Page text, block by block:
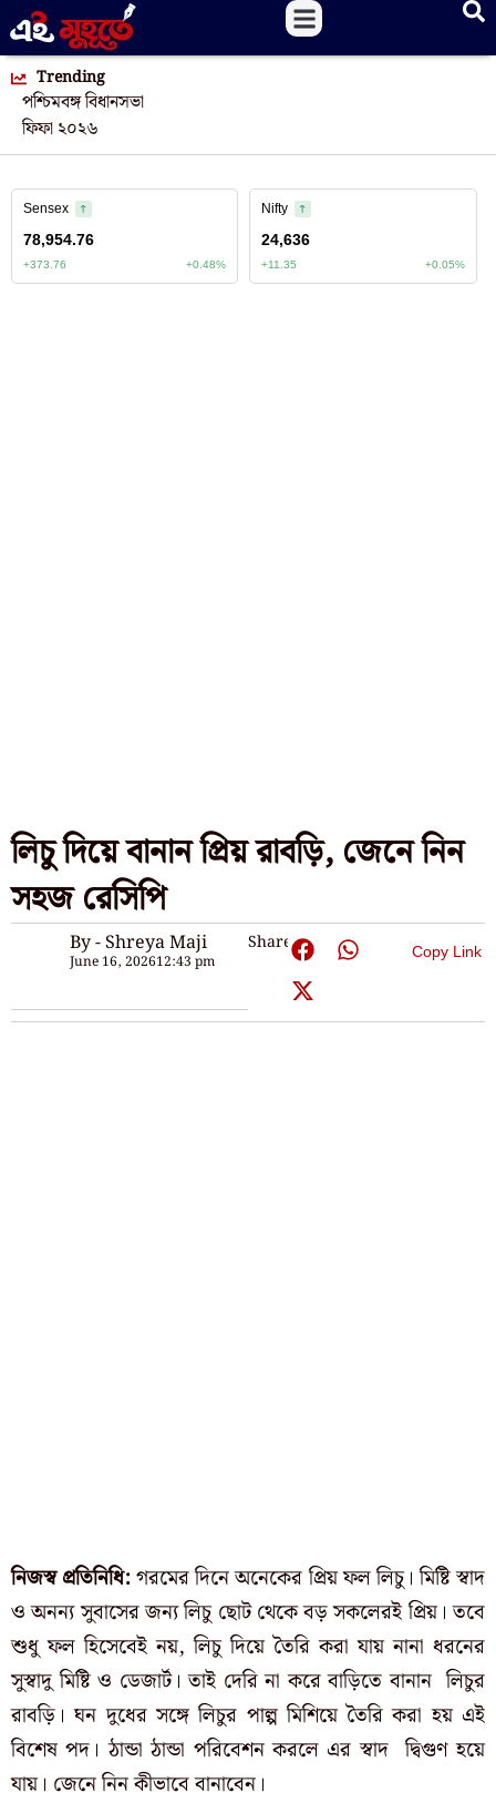
Trending
পশ্চিমবঙ্গ বিধানসভা
ফিফা ২০২৬
লিচু দিয়ে বানান প্রিয় রাবড়ি, জেনে নিন
সহজ রেসিপি
By - Shreya Maji
June 16, 202612:43 pm
Share: Copy Link
নিজস্ব প্রতিনিধি:গরমের দিনে অনেকের প্রিয় ফল লিচু। মিষ্টি স্বাদ
ও অনন্য সুবাসের জন্য লিচু ছোট থেকে বড় সকলেরই প্রিয়। তবে
শুধু ফল হিসেবেই নয়, লিচু দিয়ে তৈরি করা যায় নানা ধরনের
সুস্বাদু মিষ্টি ও ডেজার্ট। তাই দেরি না করে বাড়িতে বানান লিচুর
রাবড়ি। ঘন দুধের সঙ্গে লিচুর পাল্প মিশিয়ে তৈরি করা হয় এই
বিশেষ পদ। ঠান্ডা ঠান্ডা পরিবেশন করলে এর স্বাদ দ্বিগুণ হয়ে
যায়। জেনে নিন কীভাবে বানাবেন।